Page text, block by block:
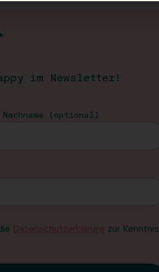
im Newsletter!
Nachname (optional)
Datenschutzerklärung zur Kenntnis